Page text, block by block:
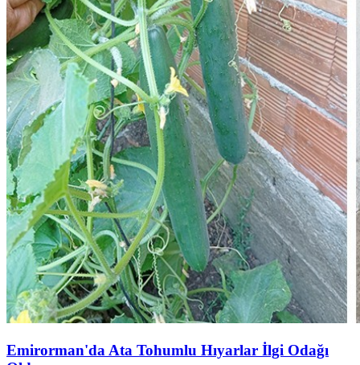
Emirorman'da Ata Tohumlu Hıyarlar İlgi Odağı